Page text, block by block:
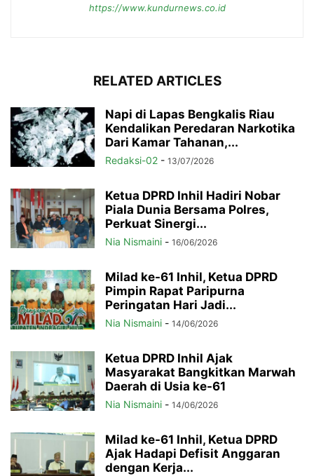
https://www.kundurnews.co.id
RELATED ARTICLES
Napi di Lapas Bengkalis Riau
Kendalikan Peredaran Narkotika
Dari Kamar Tahanan,...
Redaksi-02 - 13/07/2026
Ketua DPRD Inhil Hadiri Nobar
Piala Dunia Bersama Polres,
Perkuat Sinergi...
Nia Nismaini - 16/06/2026
Milad ke-61 Inhil, Ketua DPRD
Pimpin Rapat Paripurna
Peringatan Hari Jadi...
Nia Nismaini - 14/06/2026
Ketua DPRD Inhil Ajak
Masyarakat Bangkitkan Marwah
Daerah di Usia ke-61
Nia Nismaini - 14/06/2026
Milad ke-61 Inhil, Ketua DPRD
Ajak Hadapi Defisit Anggaran
dengan Kerja...